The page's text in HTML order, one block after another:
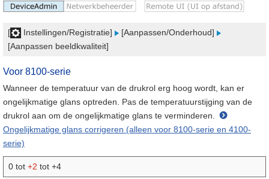
[ Instellingen/Registratie]
[Aanpassen/Onderhoud]
[Aanpassen beeldkwaliteit]
Voor 8100-serie
Wanneer de temperatuur van de drukrol erg hoog wordt, kan er
ongelijkmatige glans optreden. Pas de temperatuurstijging van de
drukrol aan om de ongelijkmatige glans te verminderen.
Ongelijkmatige glans corrigeren (alleen voor 8100-serie en 4100-
serie)
0 tot +2 tot +4